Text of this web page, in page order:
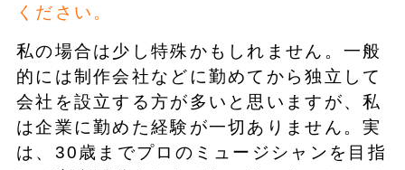
ください。
私の場合は少し特殊かもしれません。一般
的には制作会社などに勤めてから独立して
会社を設立する方が多いと思いますが、私
は企業に勤めた経験が一切ありません。実
は、30歳までプロのミュージシャンを目指